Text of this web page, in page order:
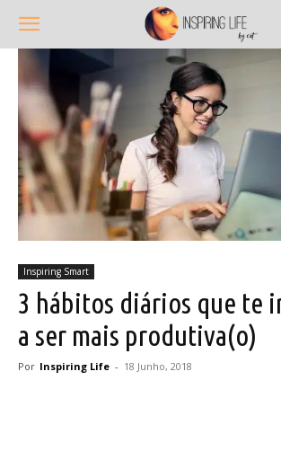
Inspiring Smart
3 hábitos diários que te
a ser mais produtiva(o)
Por Inspiring Life - 18 Junho, 2018